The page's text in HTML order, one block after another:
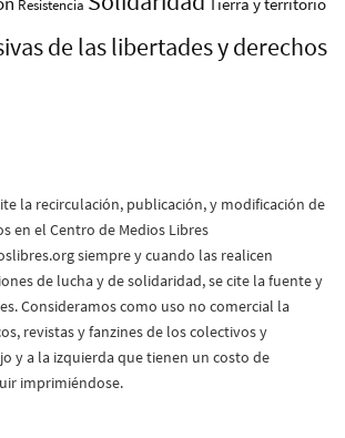
Resistencia
de las libertades y derechos
la recirculación, publicación, y modificación de
en el Centro de Medios Libres
siempre y cuando las realicen
de lucha y de solidaridad, se cite la fuente y
Consideramos como uso no comercial la
revistas y fanzines de los colectivos y
y a la izquierda que tienen un costo de
imprimiéndose.